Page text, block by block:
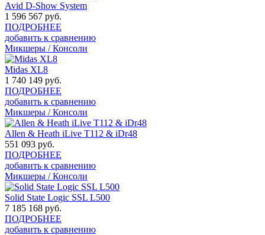
Avid D-Show System
1 596 567 руб.
ПОДРОБНЕЕ
добавить к сравнению
Микшеры / Консоли
Midas XL8
1 740 149 руб.
ПОДРОБНЕЕ
добавить к сравнению
Микшеры / Консоли
Allen & Heath iLive T112 & iDr48
551 093 руб.
ПОДРОБНЕЕ
добавить к сравнению
Микшеры / Консоли
Solid State Logic SSL L500
7 185 168 руб.
ПОДРОБНЕЕ
добавить к сравнению